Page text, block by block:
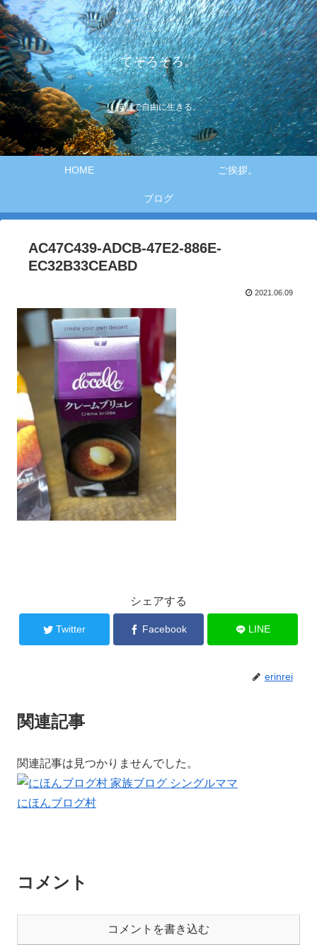
てそろそろ。
笑顔で自由に生きる。
HOME ご挨拶。
ブログ
AC47C439-ADCB-47E2-886E-
EC32B33CEABD
2021.06.09
シェアする
Twitter Facebook LINE
erinrei
関連記事
関連記事は見つかりませんでした。
にほんブログ村
コメント
コメントを書き込む